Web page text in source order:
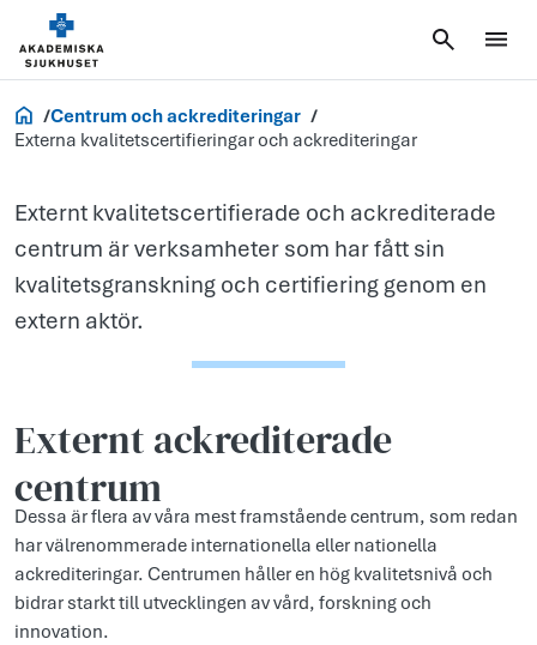
Forskning
Centrum och ackrediteringar
Externa kvalitetscertifieringar och ackrediteringar
och
Externt kvalitetscertifierade och ackrediterade
centrum är verksamheter som har fått sin
kvalitetsgranskning och certifiering genom en
extern aktör.
Externt ackrediterade
centrum
Dessa är flera av våra mest framstående centrum, som redan
har välrenommerade internationella eller nationella
ackrediteringar. Centrumen håller en hög kvalitetsnivå och
bidrar starkt till utvecklingen av vård, forskning och
innovation.